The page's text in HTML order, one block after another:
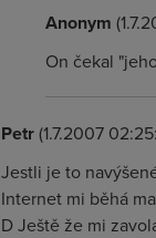
Anonym
On čekal
Petr(1.7.2007
Jestli je to
Internet mi běhá
D Ještě že mi